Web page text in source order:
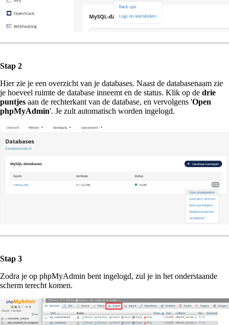
Stap 2
Hier zie je een overzicht van je databases. Naast de databasenaam zie
je hoeveel ruimte de database inneemt en de status. Klik op de drie
puntjes aan de rechterkant van de database, en vervolgens 'Open
phpMyAdmin'. Je zult automatisch worden ingelogd.
Stap 3
Zodra je op phpMyAdmin bent ingelogd, zul je in het onderstaande
scherm terecht komen.